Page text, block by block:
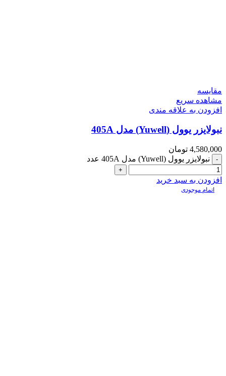
مقایسه
مشاهده سریع
افزودن به علاقه مندی
نبولایزر یوول (Yuwell) مدل 405A
4,580,000 تومان
نبولایزر یوول (Yuwell) مدل 405A عدد
افزودن به سبد خرید
اتمام موجودی